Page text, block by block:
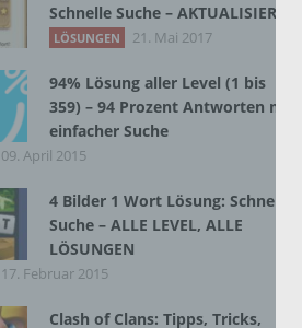
Schnelle Suche – AKTUALISIERT
LÖSUNGEN 21. Mai 2017
94% Lösung aller Level (1 bis
359) – 94 Prozent Antworten mit
einfacher Suche
09. April 2015
4 Bilder 1 Wort Lösung: Schnelle
Suche – ALLE LEVEL, ALLE
LÖSUNGEN
17. Februar 2015
Clash of Clans: Tipps, Tricks,